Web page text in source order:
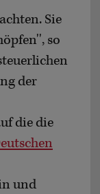
Sie
so
der
die die
und